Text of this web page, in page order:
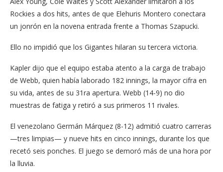
Rockies a dos hits, antes de que Elehuris Montero conectara
un jonrón en la novena entrada frente a Thomas Szapucki.
Ello no impidió que los Gigantes hilaran su tercera victoria.
Kapler dijo que el equipo estaba atento a la carga de trabajo
de Webb, quien había laborado 182 innings, la mayor cifra en
su vida, antes de su 31ra apertura. Webb (14-9) no dio
muestras de fatiga y retiró a sus primeros 11 rivales.
El venezolano Germán Márquez (8-12) admitió cuatro carreras
—tres limpias— y nueve hits en cinco innings, durante los que
recetó seis ponches. El juego se demoró más de una hora por
la lluvia.